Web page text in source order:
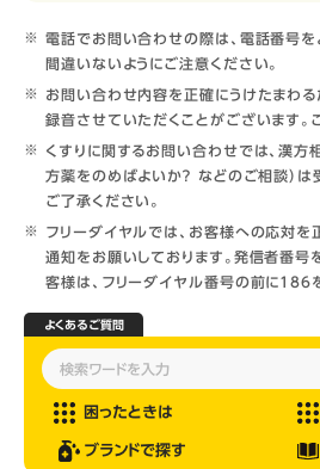
電話でお問い合わせの際は、電話番号を
間違いないようにご注意ください。
お問い合わせ内容を正確にうけたまわ
録音させていただくことがございます。
くすりに関するお問い合わせでは、漢方
方薬をのめばよいか？ などのご相談）は
ご了承ください。
フリーダイヤルでは、お客様への応対を
通知をお願いしております。発信者番
客様は、フリーダイヤル番号の前に186
よくあるご質問
困ったときは
ブランドで探す